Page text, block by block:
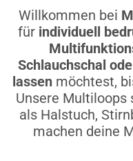
Willkommen bei
für individuell
Schlauchschal
lassen möchtest,
Unsere
als Halstuch,
machen deine